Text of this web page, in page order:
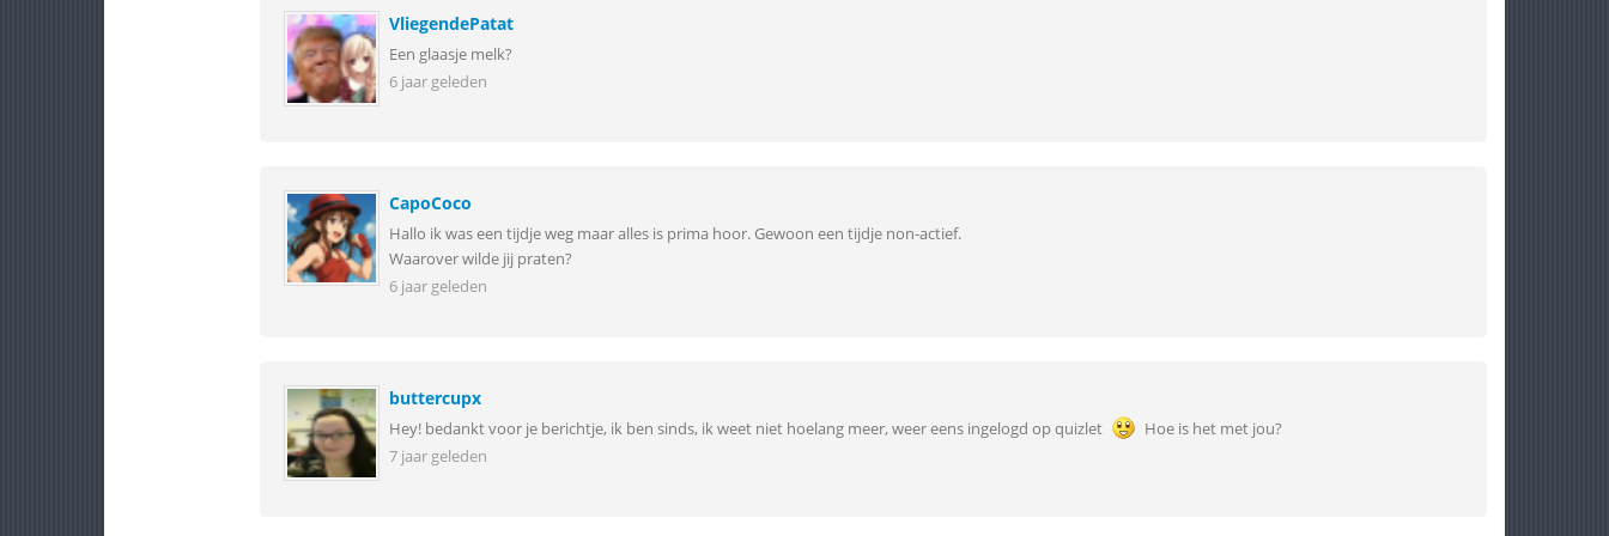
VliegendePatat
Een glaasje melk?
6 jaar geleden
CapoCoco
Hallo ik was een tijdje weg maar alles is prima hoor. Gewoon een tijdje non-actief.
Waarover wilde jij praten?
6 jaar geleden
buttercupx
Hey! bedankt voor je berichtje, ik ben sinds, ik weet niet hoelang meer, weer eens ingelogd op quizlet
Hoe is het met jou?
7 jaar geleden